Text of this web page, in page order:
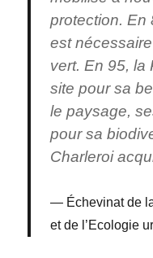
protection. En
est
vert. En 95, la
site pour sa
le paysage,
pour sa
Charleroi
Échevinat de
et de l’Ecologie